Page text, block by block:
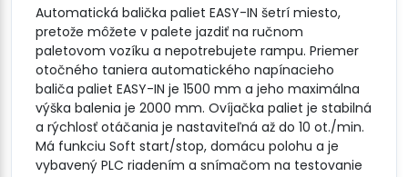
Automatická balička paliet EASY-IN šetrí miesto,
pretože môžete v palete jazdiť na ručnom
paletovom vozíku a nepotrebujete rampu. Priemer
otočného taniera automatického napínacieho
baliča paliet EASY-IN je 1500 mm a jeho maximálna
výška balenia je 2000 mm. Ovíjačka paliet je stabilná
a rýchlosť otáčania je nastaviteľná až do 10 ot./min.
Má funkciu Soft start/stop, domácu polohu a je
vybavený PLC riadením a snímačom na testovanie